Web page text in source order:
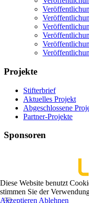
Projekte
Stifterbrief
Aktuelles Projekt
Abgeschlossene
Partner-Projekte
Sponsoren
Diese Website benutzt
stimmen Sie der
Akzeptieren Ablehnen